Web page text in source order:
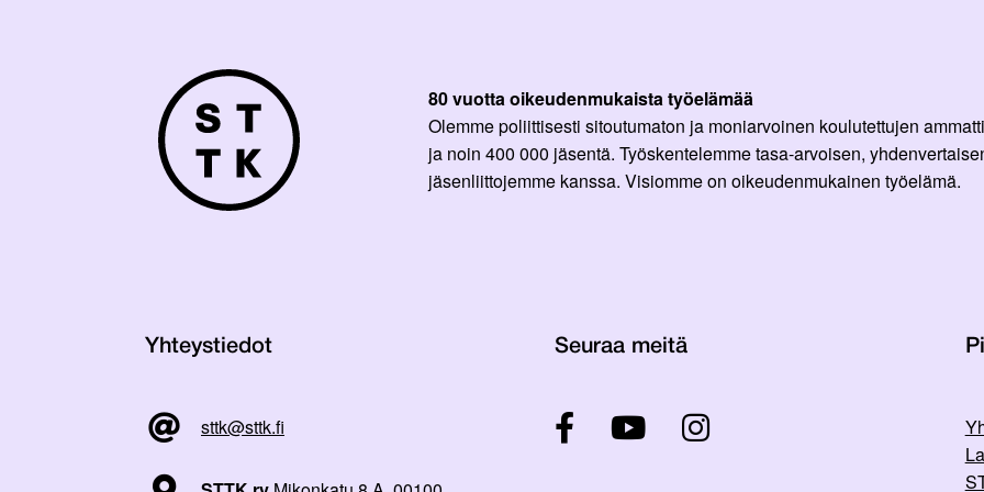
80 vuotta oikeudenmukaista työelämää
Olemme poliittisesti sitoutumaton ja moniarvoinen koulutettujen
ja noin 400 000 jäsentä. Työskentelemme tasa-arvoisen,
jäsenliittojemme kanssa. Visiomme on oikeudenmukainen työelämä.
Yhteystiedot
sttk@sttk.fi
Seuraa meitä